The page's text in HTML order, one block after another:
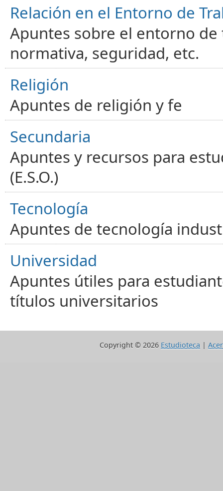
Relación en el Entorno de
Apuntes sobre el entorno
normativa, seguridad, etc.
Religión
Apuntes de religión y fe
Secundaria
Apuntes y recursos para
(E.S.O.)
Tecnología
Apuntes de tecnología
Universidad
Apuntes útiles para
títulos universitarios
Copyright © 2026 Estudioteca |